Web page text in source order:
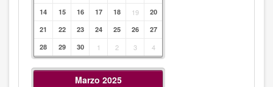
14
15 16 17 18 19
20
21
22 23 24 25 26
27
28
29 30 1 2 3 4
Marzo 2025